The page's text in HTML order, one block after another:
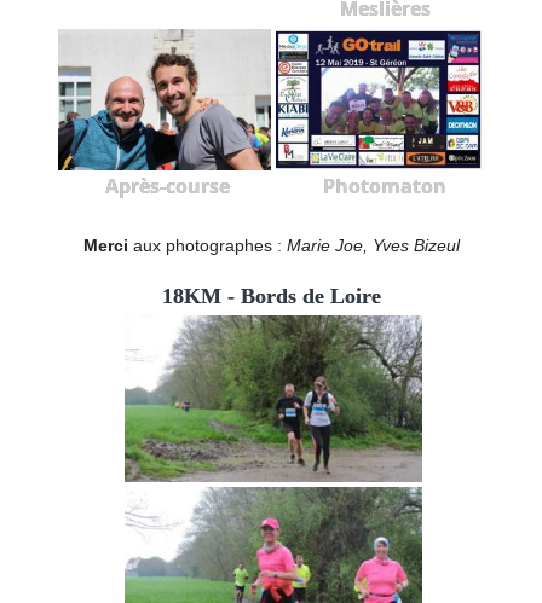
Meslières
Après-course Photomaton
Merci aux photographes : Marie Joe, Yves Bizeul
18KM - Bords de Loire